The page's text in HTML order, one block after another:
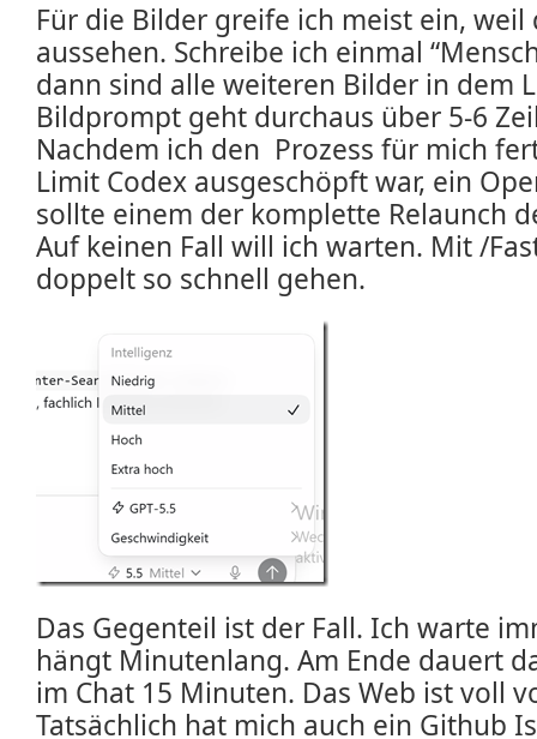
Für die Bilder greife ich meist ein,
aussehen. Schreibe ich einmal
dann sind alle weiteren Bilder in dem
Bildprompt geht durchaus über 5-6
Nachdem ich den Prozess für mich
Limit Codex ausgeschöpft war, ein
sollte einem der komplette Relaunch
Auf keinen Fall will ich warten. Mit /
doppelt so schnell gehen.
Das Gegenteil ist der Fall. Ich warte
hängt Minutenlang. Am Ende dauert
im Chat 15 Minuten. Das Web ist voll
Tatsächlich hat mich auch ein Github